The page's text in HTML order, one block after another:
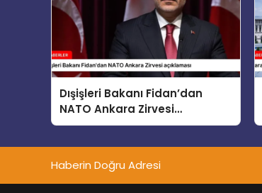
Dışişleri Bakanı Fidan’dan
NATO Ankara Zirvesi
açıklaması
Haberin Doğru Adresi